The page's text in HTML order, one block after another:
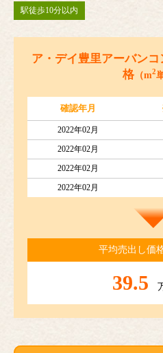
駅徒歩10分以内
ア・デイ豊里アーバン
格（m2
確認年月
2022年02月
2022年02月
2022年02月
2022年02月
平均売出し価
39.5